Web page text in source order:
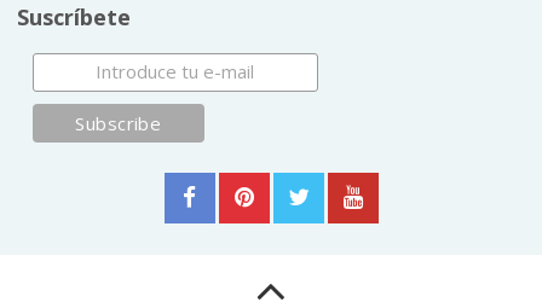
Suscríbete